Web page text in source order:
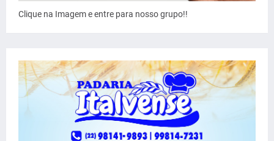
Clique na Imagem e entre para nosso grupo!!